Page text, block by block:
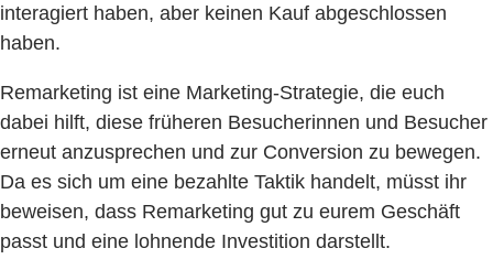
interagiert haben, aber keinen Kauf abgeschlossen
haben.
Remarketing ist eine Marketing-Strategie, die euch
dabei hilft, diese früheren Besucherinnen und Besucher
erneut anzusprechen und zur Conversion zu bewegen.
Da es sich um eine bezahlte Taktik handelt, müsst ihr
beweisen, dass Remarketing gut zu eurem Geschäft
passt und eine lohnende Investition darstellt.